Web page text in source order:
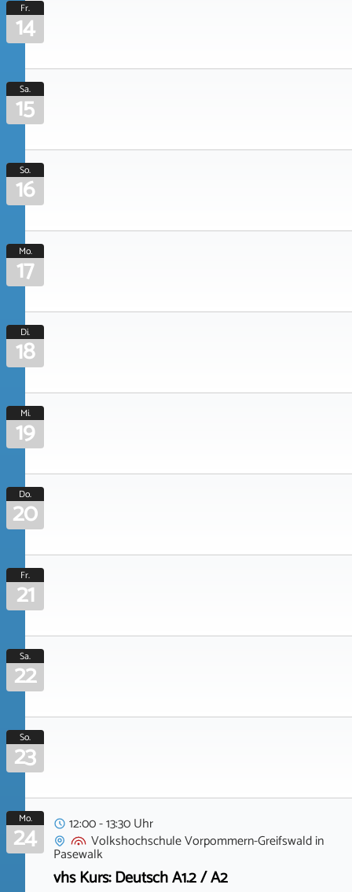
Fr.
14
Sa.
15
So.
16
Mo.
17
Di.
18
Mi.
19
Do.
20
Fr.
21
Sa.
22
So.
23
Mo.
24
12:00 - 13:30 Uhr
Volkshochschule Vorpommern-Greifswaldin
Pasewalk
vhs Kurs: Deutsch A1.2 / A2